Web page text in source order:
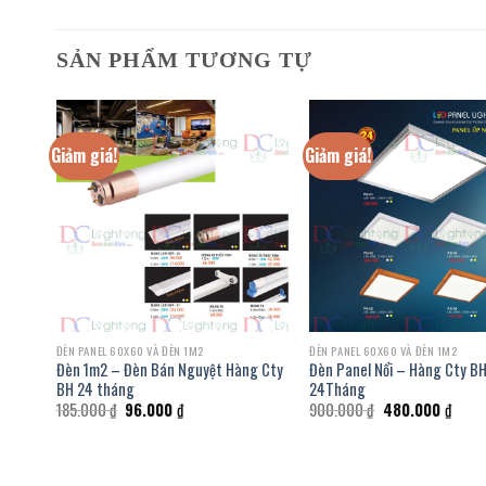
SẢN PHẨM TƯƠNG TỰ
Giảm giá!
ĐÈN PANEL 60X60 VÀ ĐÈN 1M2
Đèn 1m2 – Đèn Bán Nguyệt Hàng Cty
BH 24 tháng
185.000₫ Giá
gốc
96.000₫Giá
Giảm giá!
ĐÈN PANEL 60X60 VÀ ĐÈN 1M2
Đèn Panel Nổi – Hàng Cty BH
24Tháng
900.000₫ Giá
gốc
480.000₫Giá
hiện